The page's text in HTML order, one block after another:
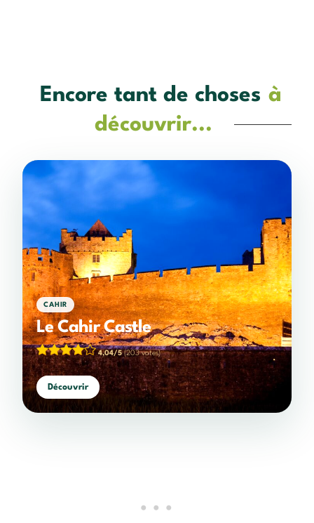
Encore tant de choses à
découvrir...
CAHIR
Le Cahir Castle
4,04/5(203 votes)
Découvrir